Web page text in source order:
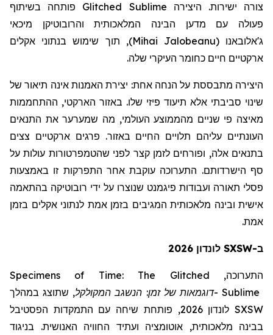
צורה ישירות. היצירה Glitched Sublime פותחה בשיתוף
פעולה עם מדען הבינה המלאכותית והרובוטיקן
מיכאי
ג'אלובאנו (
Mihai Jalobeanu
), תוך שימוש בנתוני אקלים
ארקטיים חיים כחומר העיקרי שלה.
היצירה מתבססת על הנחה אחת: יצירת האמנות אינה תיאור של
שינוי סביבתי אלא תיעוד פיזי שלו. באזור הארקטי, ההתחממות
מאיצה פי שניים מהממוצע העולמי, מה שמערער את התנאים
העונתיים עליהם תלויים החיים באזור. פרגים ארקטיים צצים
בתנאים אלה, ופורחים לזמן קצר לפני שהטמפרטורות עולות על
סף הישרדותם. התערוכה עוקבת אחר התפרקות זו באמצעות
פסלי תאורה ועבודות פיגמנט שנוצרו על ידי רובוטיקה בהתאמה
אישית ובינה מלאכותית המגיבים בזמן אמת לנתוני אקלים בזמן
אמת.
ב-SXSW לונדון 2026
התערוכה, Specimens of Time: The Glitched
Sublime
-דוגמאות של זמן: הנשגב המקולקל, שתוצג במהלך
SXSW
לונדון 2026, פותחת שיחה עם התמקדות הפסטיבל
בבינה מלאכותית, אוטומציה ועתיד החוויה האנושית. בניגוד